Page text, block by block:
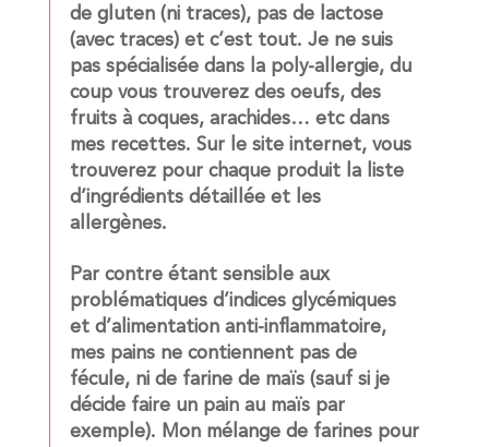
de gluten (ni traces), pas de lactose
(avec traces) et c’est tout. Je ne suis
pas spécialisée dans la poly-allergie, du
coup vous trouverez des oeufs, des
fruits à coques, arachides… etc dans
mes recettes. Sur le site internet, vous
trouverez pour chaque produit la liste
d’ingrédients détaillée et les
allergènes.
Par contre étant sensible aux
problématiques d’indices glycémiques
et d’alimentation anti-inflammatoire,
mes pains ne contiennent pas de
fécule, ni de farine de maïs (sauf si je
décide faire un pain au maïs par
exemple). Mon mélange de farines pour